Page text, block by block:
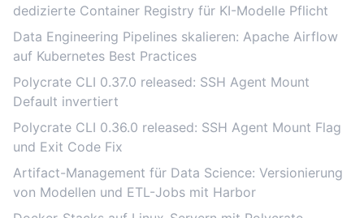
dedizierte Container Registry für KI-Modelle Pflicht
Data Engineering Pipelines skalieren: Apache Airflow
auf Kubernetes Best Practices
Polycrate CLI 0.37.0 released: SSH Agent Mount
Default invertiert
Polycrate CLI 0.36.0 released: SSH Agent Mount Flag
und Exit Code Fix
Artifact-Management für Data Science: Versionierung
von Modellen und ETL-Jobs mit Harbor